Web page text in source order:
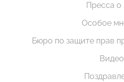
Пресса о
Особое
Бюро по защите прав
Видео